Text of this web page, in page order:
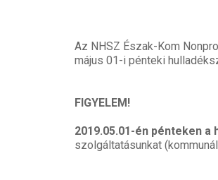
Az NHSZ Észak-Kom
május 01-i pénteki
FIGYELEM!
2019.05.01-én pénteken
szolgáltatásunkat